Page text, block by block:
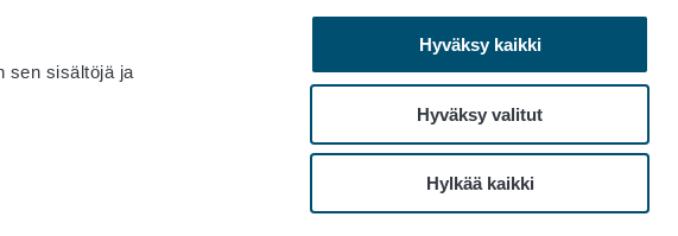
sen sisältöjä ja
Hyväksy kaikki
Hyväksy valitut
Hylkää kaikki